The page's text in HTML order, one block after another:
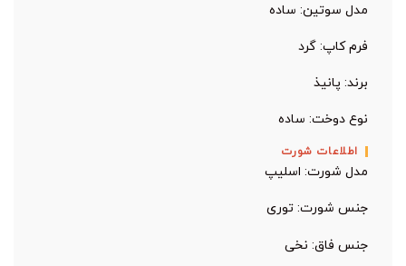
مدل سوتین: ساده
فرم کاپ: گرد
برند: پانیذ
نوع دوخت: ساده
اطلاعات شورت
مدل شورت: اسلیپ
جنس شورت: توری
جنس فاق: نخی